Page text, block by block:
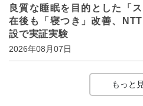
良質な睡眠を目的とした「
在後も「寝つき」改善、
設で実証実験
2026年08月07日
もっと